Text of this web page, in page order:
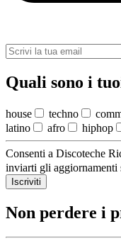
Quali sono i
house techno
latino
afro hiphop
Consenti a Discoteche
inviarti gli aggiornamenti
Iscriviti
Non perdere i